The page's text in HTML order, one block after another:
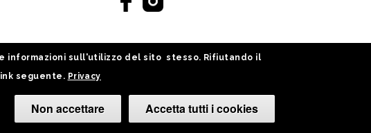
informazioni sull'utilizzo del sito stesso. Rifiutando il
seguente. Privacy
Non accettare Accetta tutti i cookies